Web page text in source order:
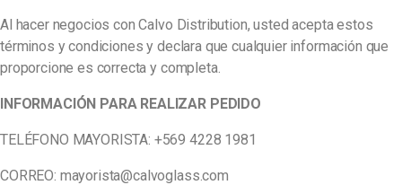
Al hacer negocios con Calvo Distribution, usted acepta estos
términos y condiciones y declara que cualquier información que
proporcione es correcta y completa.
INFORMACIÓN PARA REALIZAR PEDIDO
TELÉFONO MAYORISTA: +569 4228 1981
CORREO: mayorista@calvoglass.com